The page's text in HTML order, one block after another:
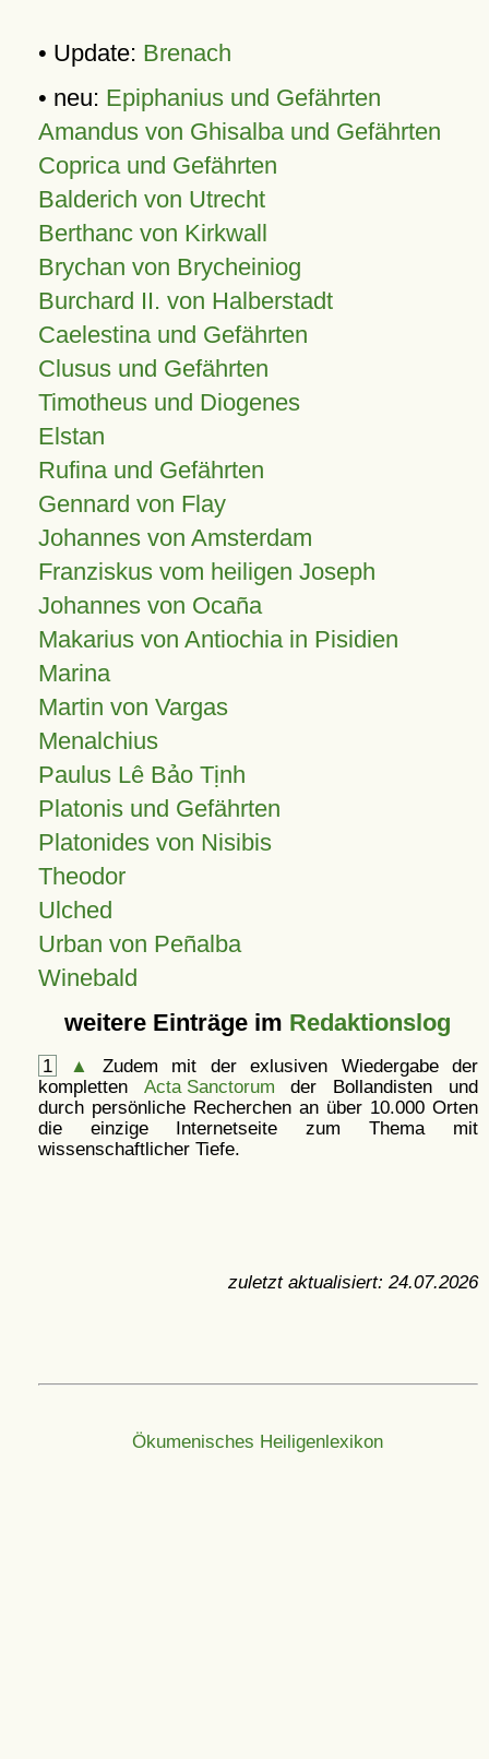
• Update: Brenach
• neu: Epiphanius und Gefährten
Amandus von Ghisalba und Gefährten
Coprica und Gefährten
Balderich von Utrecht
Berthanc von Kirkwall
Brychan von Brycheiniog
Burchard II. von Halberstadt
Caelestina und Gefährten
Clusus und Gefährten
Timotheus und Diogenes
Elstan
Rufina und Gefährten
Gennard von Flay
Johannes von Amsterdam
Franziskus vom heiligen Joseph
Johannes von Ocaña
Makarius von Antiochia in Pisidien
Marina
Martin von Vargas
Menalchius
Paulus Lê Bảo Tịnh
Platonis und Gefährten
Platonides von Nisibis
Theodor
Ulched
Urban von Peñalba
Winebald
weitere Einträge im Redaktionslog
1 ▲
Zudem mit der exlusiven Wiedergabe der
kompletten Acta Sanctorum der Bollandisten und
durch persönliche Recherchen an über 10.000 Orten
die einzige Internetseite zum Thema mit
wissenschaftlicher Tiefe.
zuletzt aktualisiert: 24.07.2026
Ökumenisches Heiligenlexikon